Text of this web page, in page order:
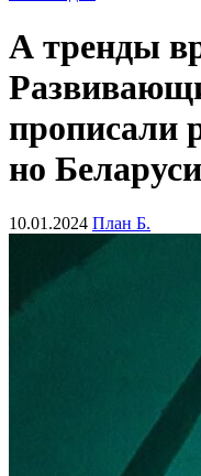
А тренды
прописали
но
10.01.2024 План Б.